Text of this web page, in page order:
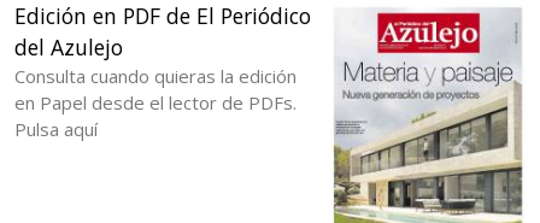
Edición en PDF de El Periódico
del Azulejo
Consulta cuando quieras la edición
en Papel desde el lector de PDFs.
Pulsa aquí